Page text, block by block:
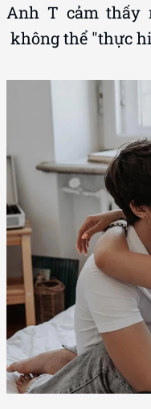
Anh T cảm thấy
không thể "thực